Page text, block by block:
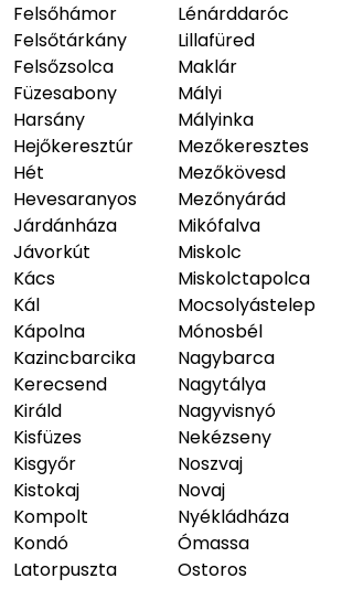
Felsőhámor
Felsőtárkány
Felsőzsolca
Füzesabony
Harsány
Hejőkeresztúr
Hét
Hevesaranyos
Járdánháza
Jávorkút
Kács
Kál
Kápolna
Kazincbarcika
Kerecsend
Királd
Kisfüzes
Kisgyőr
Kistokaj
Kompolt
Kondó
Latorpuszta
Lénárddaróc
Lillafüred
Maklár
Mályi
Mályinka
Mezőkeresztes
Mezőkövesd
Mezőnyárád
Mikófalva
Miskolc
Miskolctapolca
Mocsolyástelep
Mónosbél
Nagybarca
Nagytálya
Nagyvisnyó
Nekézseny
Noszvaj
Novaj
Nyékládháza
Ómassa
Ostoros